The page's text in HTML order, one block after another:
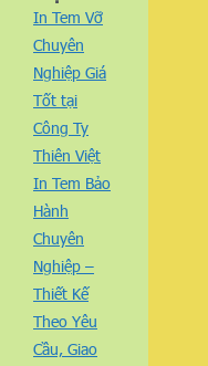
In Tem Vỡ
Chuyên
Nghiệp Giá
Tốt tại
Công Ty
Thiên Việt
In Tem Bảo
Hành
Chuyên
Nghiệp –
Thiết Kế
Theo Yêu
Cầu, Giao